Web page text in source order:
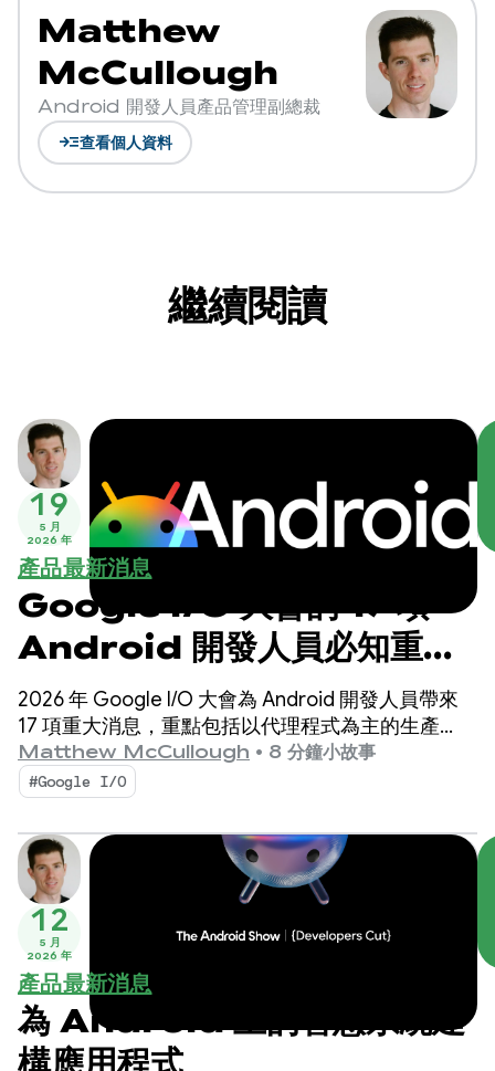
Matthew
McCullough
Android 開發人員產品管理副總裁
read_more查看個人資料
繼續閱讀
19
5 月
2026 年
產品最新消息
Google I/O 大會的 17 項
Android 開發人員必知重
點！
2026 年 Google I/O 大會為 Android 開發人員帶來
17 項重大消息，重點包括以代理程式為主的生產
力、以 Compose First 為 UI 標準，以及適用於擴展
生態系統的高效能媒體和適應性開發。
Matthew McCullough • 8 分鐘小故事
#Google I/O
12
5 月
2026 年
產品最新消息
為 Android 上的智慧系統建